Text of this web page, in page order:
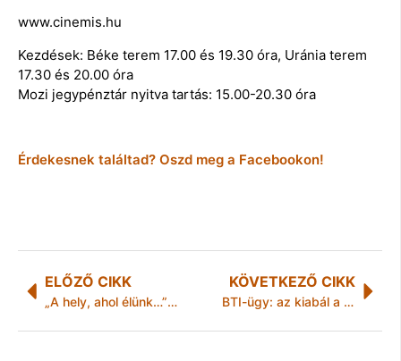
www.cinemis.hu
Kezdések: Béke terem 17.00 és 19.30 óra, Uránia terem
17.30 és 20.00 óra
Mozi jegypénztár nyitva tartás: 15.00-20.30 óra
Érdekesnek találtad? Oszd meg a Facebookon!
ELŐZŐ CIKK
„A hely, ahol élünk…” honismereti előadássorozat
KÖVETKEZŐ CIKK
BTI-ügy: az kiabál a legjobban, akinek a háza ég